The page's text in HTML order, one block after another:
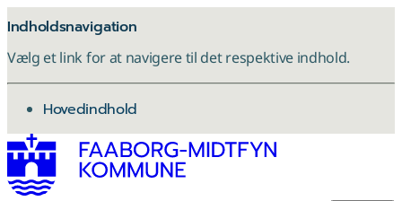
Indholdsnavigation
Vælg et link for at navigere til det respektive indhold.
gå til
Hovedindhold